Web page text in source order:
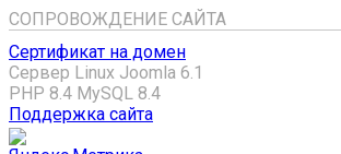
СОПРОВОЖДЕНИЕ САЙТА
Сертификат на домен
Сервер Linux Joomla 6.1
PHP 8.4 MySQL 8.4
Поддержка сайта